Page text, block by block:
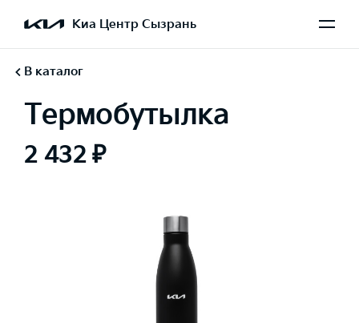
Киа Центр Сызрань
В каталог
Термобутылка
2 432 ₽